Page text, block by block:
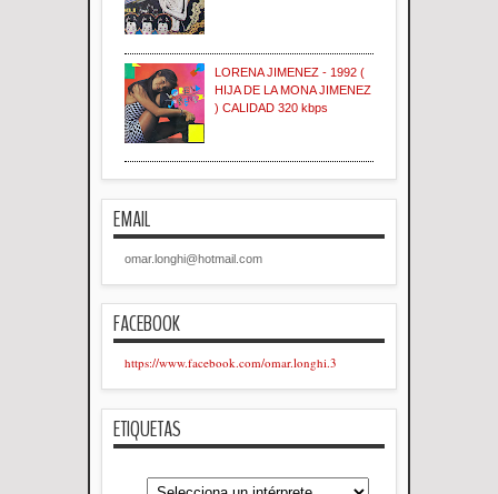
LORENA JIMENEZ - 1992 (
HIJA DE LA MONA JIMENEZ
) CALIDAD 320 kbps
EMAIL
omar.longhi@hotmail.com
FACEBOOK
https://www.facebook.com/omar.longhi.3
ETIQUETAS